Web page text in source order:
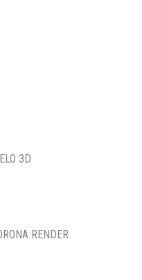
3D
RENDER